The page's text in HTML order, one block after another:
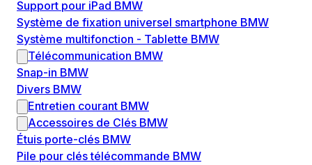
Support pour iPad BMW
Système de fixation universel smartphone BMW
Système multifonction - Tablette BMW
Télécommunication BMW
Snap-in BMW
Divers BMW
Entretien courant BMW
Accessoires de Clés BMW
Étuis porte-clés BMW
Pile pour clés télécommande BMW